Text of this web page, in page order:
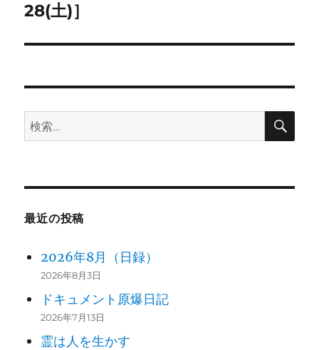
ー
シ
ン
の
稿:
28(土)］
検
索:
検
最近の投稿
2026年8月（日録）
2026年8月3日
ドキュメント原爆日記
2026年7月13日
霊は人を生かす